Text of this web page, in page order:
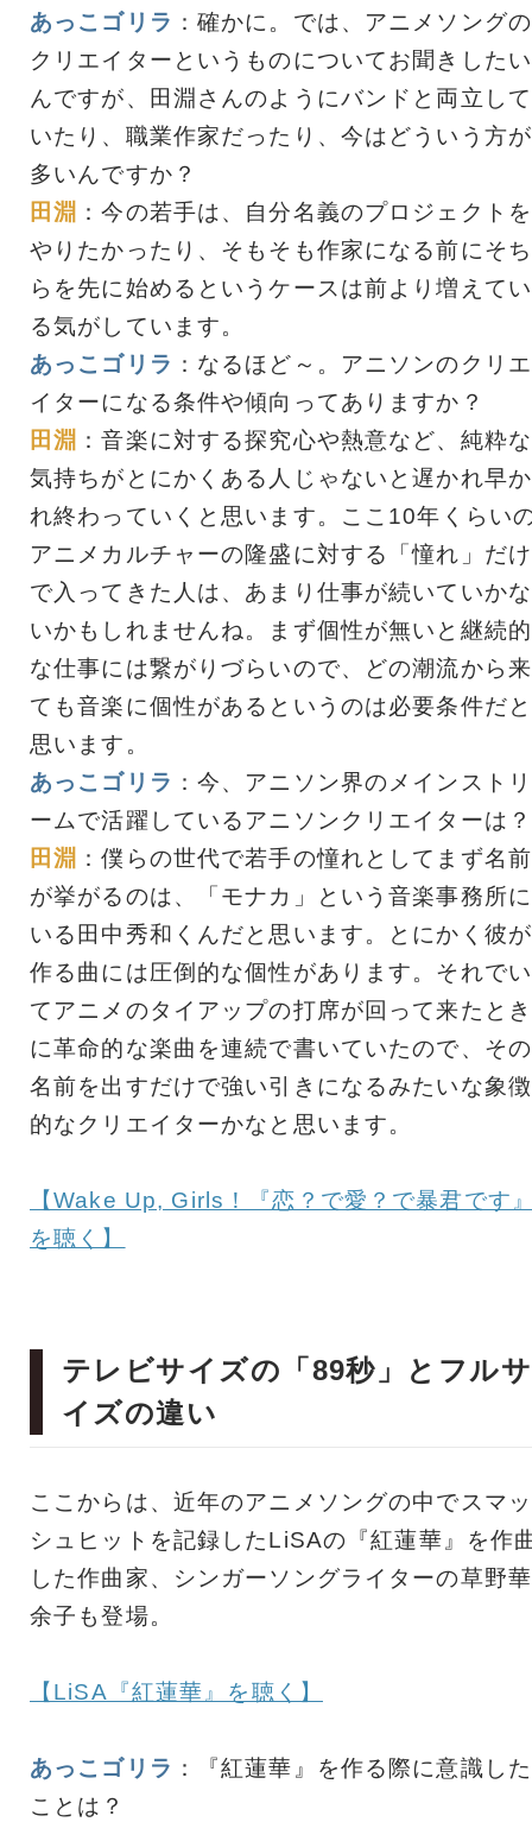
あっこゴリラ ：確かに。では、アニメソングの
クリエイターというものについてお聞きしたい
んですが、田淵さんのようにバンドと両立して
いたり、職業作家だったり、今はどういう方が
多いんですか？
田淵 ：今の若手は、自分名義のプロジェクトを
やりたかったり、そもそも作家になる前にそち
らを先に始めるというケースは前より増えてい
る気がしています。
あっこゴリラ ：なるほど～。アニソンのクリエ
イターになる条件や傾向ってありますか？
田淵 ：音楽に対する探究心や熱意など、純粋な
気持ちがとにかくある人じゃないと遅かれ早か
れ終わっていくと思います。ここ10年くらい
アニメカルチャーの隆盛に対する「憧れ」だけ
で入ってきた人は、あまり仕事が続いていかな
いかもしれませんね。まず個性が無いと継続的
な仕事には繋がりづらいので、どの潮流から来
ても音楽に個性があるというのは必要条件だと
思います。
あっこゴリラ ：今、アニソン界のメインストリ
ームで活躍しているアニソンクリエイターは？
田淵 ：僕らの世代で若手の憧れとしてまず名前
が挙がるのは、「モナカ」という音楽事務所に
いる田中秀和くんだと思います。とにかく彼が
作る曲には圧倒的な個性があります。それでい
てアニメのタイアップの打席が回って来たとき
に革命的な楽曲を連続で書いていたので、その
名前を出すだけで強い引きになるみたいな象徴
的なクリエイターかなと思います。
【Wake Up, Girls！『恋？で愛？で暴君です
を聴く】
テレビサイズの「89秒」とフルサ
イズの違い
ここからは、近年のアニメソングの中でスマッ
シュヒットを記録したLiSAの『紅蓮華』を作
した作曲家、シンガーソングライターの草野華
余子も登場。
【LiSA『紅蓮華』を聴く】
あっこゴリラ ：『紅蓮華』を作る際に意識した
ことは？